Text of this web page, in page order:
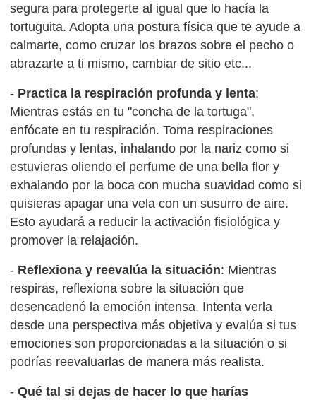
segura para protegerte al igual que lo hacía la
tortuguita. Adopta una postura física que te ayude a
calmarte, como cruzar los brazos sobre el pecho o
abrazarte a ti mismo, cambiar de sitio etc...
- Practica la respiración profunda y lenta:
Mientras estás en tu "concha de la tortuga",
enfócate en tu respiración. Toma respiraciones
profundas y lentas, inhalando por la nariz como si
estuvieras oliendo el perfume de una bella flor y
exhalando por la boca con mucha suavidad como si
quisieras apagar una vela con un susurro de aire.
Esto ayudará a reducir la activación fisiológica y
promover la relajación.
- Reflexiona y reevalúa la situación: Mientras
respiras, reflexiona sobre la situación que
desencadenó la emoción intensa. Intenta verla
desde una perspectiva más objetiva y evalúa si tus
emociones son proporcionadas a la situación o si
podrías reevaluarlas de manera más realista.
-Qué tal si dejas de hacer lo que harías